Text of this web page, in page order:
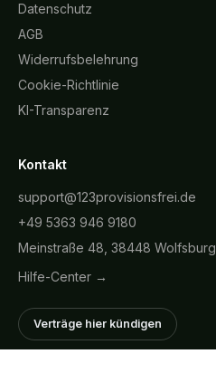
Datenschutz
AGB
Widerrufsbelehrung
Cookie-Richtlinie
KI-Transparenz
Kontakt
support@123provisionsfrei.de
+49 5363 946 9180
Meinstraße 48, 38448 Wolfsburg
Hilfe-Center →
Verträge hier kündigen